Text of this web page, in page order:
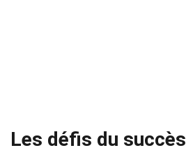
Les défis du succès